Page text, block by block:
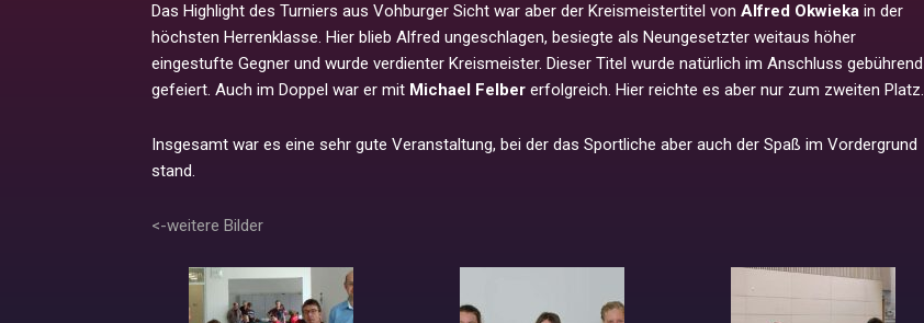
Das Highlight des Turniers aus Vohburger Sicht war aber der Kreismeistertitel von Alfred Okwieka in der
höchsten Herrenklasse. Hier blieb Alfred ungeschlagen, besiegte als Neungesetzter weitaus höher
eingestufte Gegner und wurde verdienter Kreismeister. Dieser Titel wurde natürlich im Anschluss gebührend
gefeiert. Auch im Doppel war er mit Michael Felber erfolgreich. Hier reichte es aber nur zum zweiten Platz.
Insgesamt war es eine sehr gute Veranstaltung, bei der das Sportliche aber auch der Spaß im Vordergrund
stand.
<-weitere Bilder